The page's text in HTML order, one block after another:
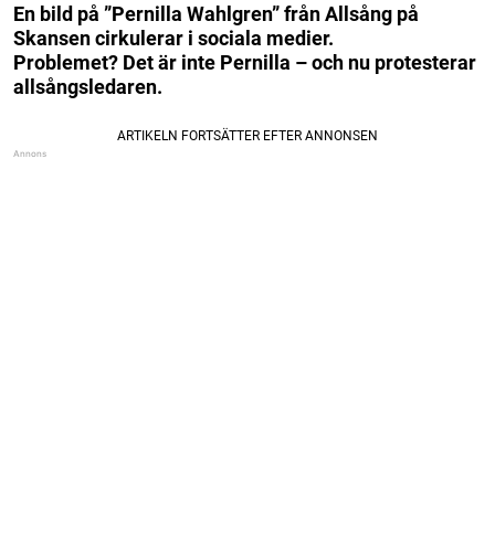
En bild på ”Pernilla Wahlgren” från Allsång på
Skansen cirkulerar i sociala medier.
Problemet? Det är inte Pernilla – och nu protesterar
allsångsledaren.